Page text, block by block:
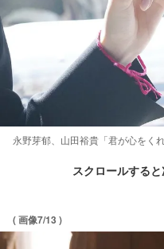
永野芽郁、山田裕貴「君が心をく
スクロールする
( 画像7/13 )